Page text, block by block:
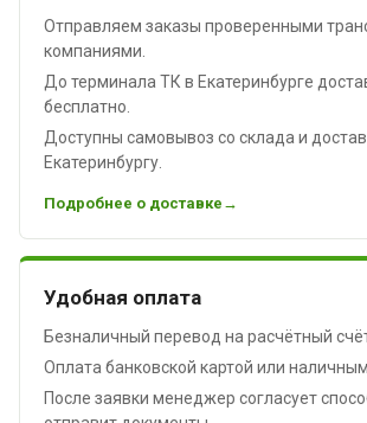
Отправляем заказы проверенными
компаниями.
До терминала ТК в Екатеринбурге
бесплатно.
Доступны самовывоз со склада и
Екатеринбургу.
Подробнее о доставке
Удобная оплата
Безналичный перевод на расчётный
Оплата банковской картой или
После заявки менеджер согласует